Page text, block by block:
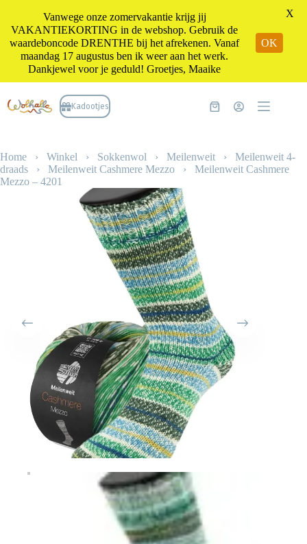
naar
de
Kadootjes Winkelwagen
Home › Winkel › Sokkenwol › Meilenweit › Meilenweit 4-
draads › Meilenweit Cashmere Mezzo › Meilenweit Cashmere
Mezzo – 4201
Vanwege onze zomervakantie krijg jij
VAKANTIEKORTING in de webshop. Gebruik de
waardeboncode DRENTHE bij het afrekenen. Vanaf
maandag 17 augustus ben ik weer aan het werk.
Dankjewel voor je geduld! Groetjes, Maaike
OK
X